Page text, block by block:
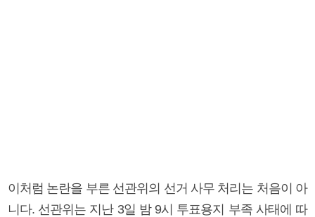
이처럼 논란을 부른 선관위의 선거 사무 처리는 처음이 아
니다. 선관위는 지난 3일 밤 9시 투표용지 부족 사태에 따